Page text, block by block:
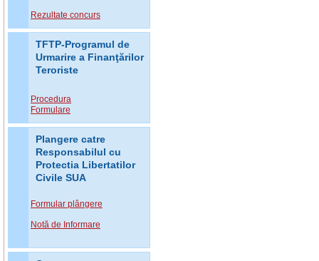
Rezultate concurs
TFTP-Programul de
Urmarire a Finanţărilor
Teroriste
Procedura
Formulare
Plangere catre
Responsabilul cu
Protectia Libertatilor
Civile SUA
Formular plângere
Notă de Informare